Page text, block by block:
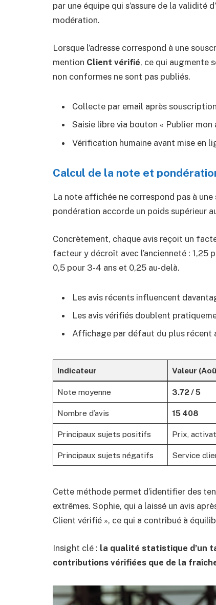
par une équipe qui s’assure de la validité
modération.
Lorsque l’adresse correspond à une
mention Client vérifié, ce qui augmente
non conformes ne sont pas publiés.
Collecte par email après
Saisie libre via bouton « Publier
Vérification humaine avant mise en
Calcul de la note et
La note affichée ne correspond pas à
pondération accorde un poids supérieur
Concrètement, chaque avis reçoit un
facteur y décroît avec l’ancienneté : 1,25
0,5 pour 3-4 ans et 0,25 au-delà.
Les avis récents influencent
Les avis vérifiés doublent
Affichage par défaut du plus récent
Indicateur Valeur
Note moyenne 3.72 / 5
Nombre d’avis 15 408
Principaux sujets positifs Prix,
Principaux sujets négatifs Service
Cette méthode permet d’identifier des
extrêmes. Sophie, qui a laissé un avis
Client vérifié », ce qui a contribué à
Insight clé : la qualité statistique d’un
contributions vérifiées que de la